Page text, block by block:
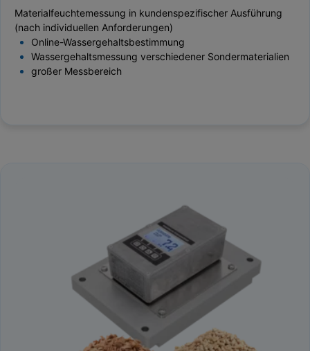
Materialfeuchtemessung in kundenspezifischer Ausführung
(nach individuellen Anforderungen)
Online-Wassergehaltsbestimmung
Wassergehaltsmessung verschiedener Sondermaterialien
großer Messbereich